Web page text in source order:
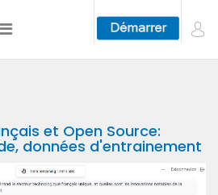
et Open Source:
données d'entrainement